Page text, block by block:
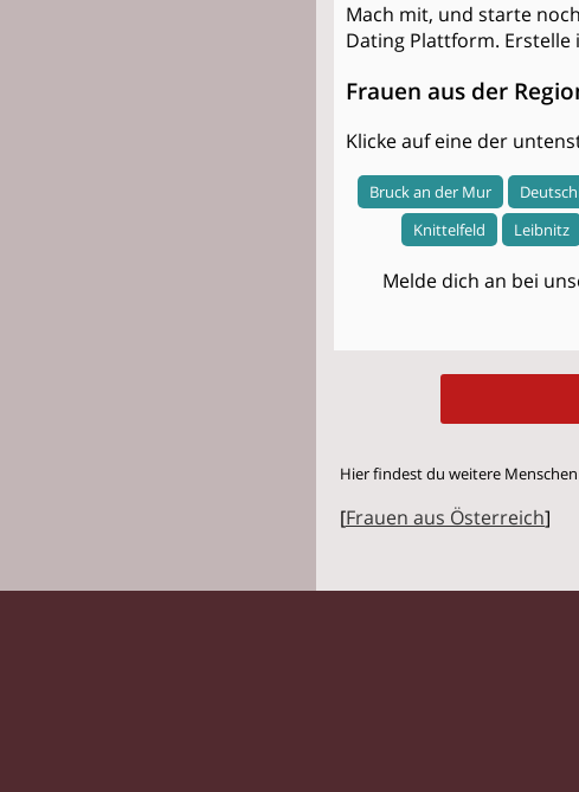
Mach mit, und starte
Dating Plattform. Erstelle
Frauen aus der
Klicke auf eine der
Bruck an der Mur
Knittelfeld
Leibnitz
Melde dich an bei
Hier findest du weitere
[Frauen aus Österreich]